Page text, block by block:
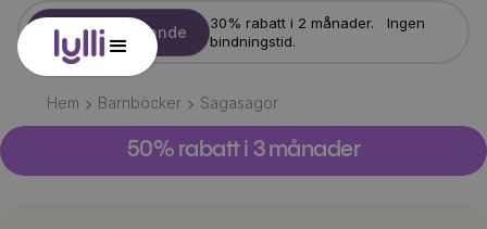
Starta erbjudande
30% rabatt i 2 månader. Ingen
bindningstid.
Hem Barnböcker Sagasagor
50% rabatt i 3 månader